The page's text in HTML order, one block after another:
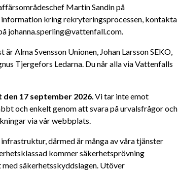
Martin Sandin på
kring rekryteringsprocessen, kontakta
johanna.sperling@vattenfall.com.
Alma Svensson Unionen, Johan Larsson SEKO,
Tjergefors Ledarna. Du når alla via Vattenfalls
17 september 2026. Vi tar inte emot
och enkelt genom att svara på urvalsfrågor och
via vår webbplats.
därmed är många av våra tjänster
kommer säkerhetsprövning
säkerhetsskyddslagen. Utöver